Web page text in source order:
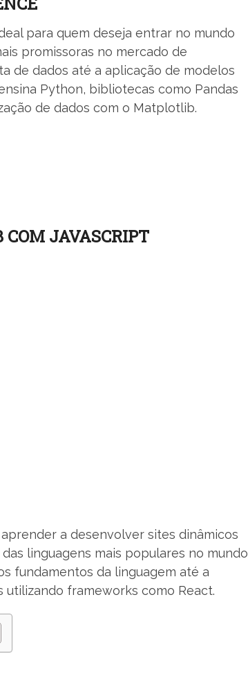
para quem deseja entrar no mundo
promissoras no mercado de
de dados até a aplicação de modelos
Python, bibliotecas como Pandas
de dados com o Matplotlib.
JAVASCRIPT
a desenvolver sites dinâmicos
das linguagens mais populares no mundo
fundamentos da linguagem até a
frameworks como React.